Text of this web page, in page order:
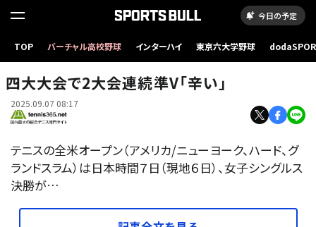
今日の予定
TOP バーチャル高校野球 インターハイ 東京六大学野球
四大大会で2大会連続準V「辛い」
2025.09.07 08:17
テニスの全米オープン（アメリカ/ニューヨーク、ハード、グ
ランドスラム）は日本時間７日（現地６日）、女子シングルス
決勝が…